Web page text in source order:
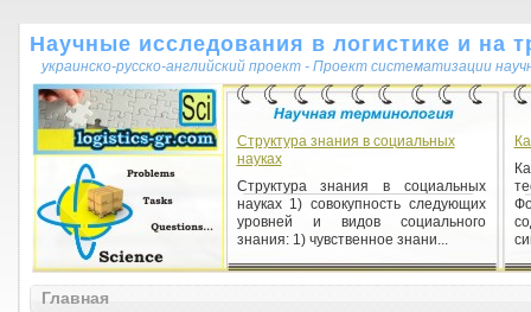
Научные исследования в логистике и на
украинско-русско-английский проект - Проект систематизации
Структура знания в социальных
науках
Структура знания в социальных
науках 1) совокупность следующих
уровней и видов социального
знания: 1) чувственное знани...
Академическая мобильность
Главная